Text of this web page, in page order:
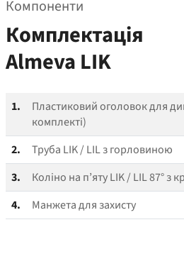
Компоненти
Комплектація
Almeva LIK
1.
Пластиковий оголовок для
комплекті)
2.
Труба LIK / LIL з горловиною
3.
Коліно на п’яту LIK / LIL 87° з
4.
Манжета для захисту